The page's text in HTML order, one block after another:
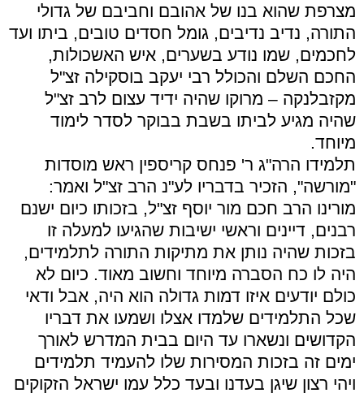
מצרפת שהוא בנו של אהובם וחביבם של גדולי
התורה, נדיב נדיבים, גומל חסדים טובים, ביתו ועד
לחכמים, שמו נודע בשערים, איש האשכולות,
החכם השלם והכולל רבי יעקב בוסקילה זצ"ל
מקזבלנקה – מרוקו שהיה ידיד עצום לרב זצ"ל
שהיה מגיע לביתו בשבת בבוקר לסדר לימוד
מיוחד.
תלמידו הרה"ג ר' פנחס קריספין ראש מוסדות
"מורשה", הזכיר בדבריו לע"נ הרב זצ"ל ואמר:
מורינו הרב חכם מור יוסף זצ"ל, בזכותו כיום ישנם
רבנים, דיינים וראשי ישיבות שהגיעו למעלה זו
בזכות שהיה נותן את מתיקות התורה לתלמידים,
היה לו כח הסברה מיוחד וחשוב מאוד. כיום לא
כולם יודעים איזו דמות גדולה הוא היה, אבל ודאי
שכל התלמידים שלמדו אצלו ושמעו את דבריו
הקדושים ונשארו עד היום בבית המדרש לאורך
ימים זה בזכות המסירות שלו להעמיד תלמידים
ויהי רצון שיגן בעדנו ובעד כלל עמו ישראל הזקוקים